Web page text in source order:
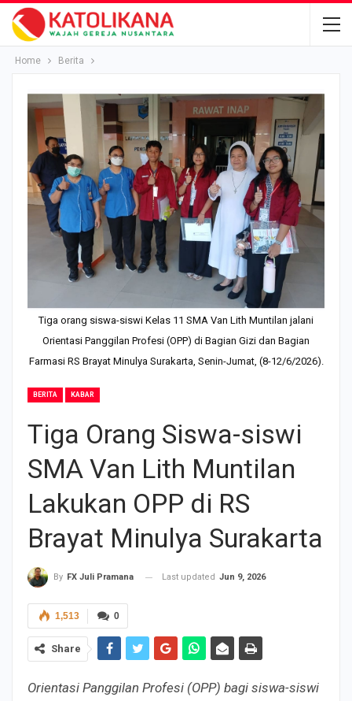
Home Berita
Tiga orang siswa-siswi Kelas 11 SMA Van Lith Muntilan jalani
Orientasi Panggilan Profesi (OPP) di Bagian Gizi dan Bagian
Farmasi RS Brayat Minulya Surakarta, Senin-Jumat, (8-12/6/2026).
BERITA KABAR
Tiga Orang Siswa-siswi
SMA Van Lith Muntilan
Lakukan OPP di RS
Brayat Minulya Surakarta
By FX Juli Pramana Last updated Jun 9, 2026
0
1,513
Share
Orientasi Panggilan Profesi (OPP) bagi siswa-siswi